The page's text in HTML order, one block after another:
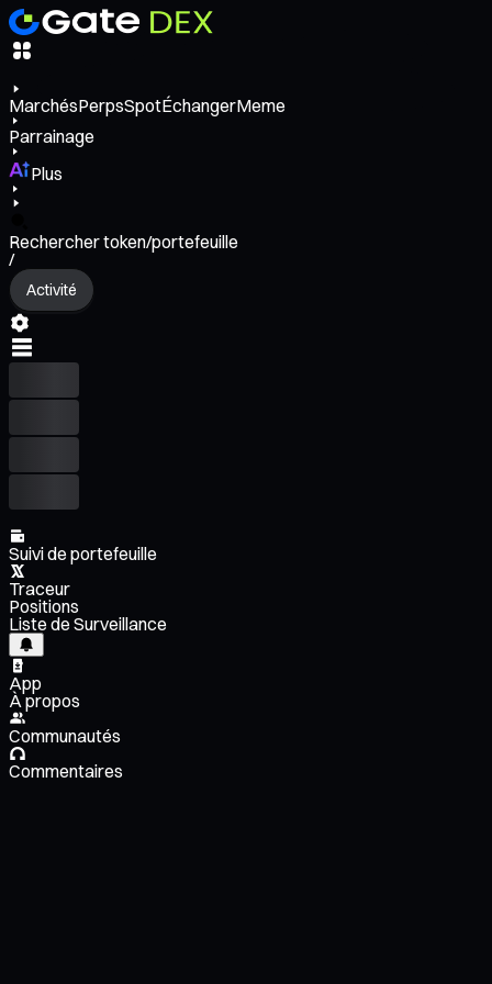
MarchésPerpsSpotÉchangerMeme
Parrainage
Plus
Rechercher token/portefeuille
/
Activité
Suivi de portefeuille
Traceur
Positions
Liste de Surveillance
App
À propos
Communautés
Commentaires